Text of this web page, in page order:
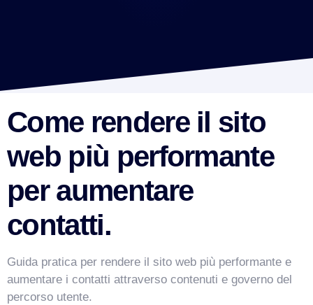
Come rendere il sito
web più performante
per aumentare
contatti.
Guida pratica per rendere il sito web più performante e
aumentare i contatti attraverso contenuti e governo del
percorso utente.